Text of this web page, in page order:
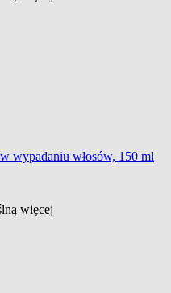
wypadaniu włosów, 150 ml
więcej